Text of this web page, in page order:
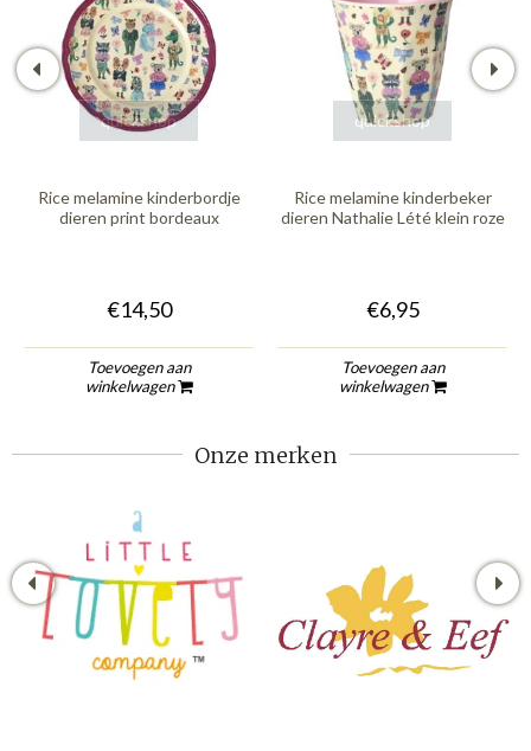
quickshop
Rice melamine kinderbordje
dieren print bordeaux
€14,50
Toevoegen aan
winkelwagen
quickshop
Rice melamine kinderbeker
dieren Nathalie Lété klein roze
€6,95
Toevoegen aan
winkelwagen
Onze merken